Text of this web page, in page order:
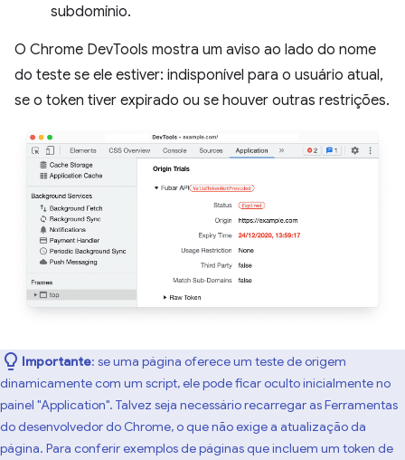
subdomínio.
O Chrome DevTools mostra um aviso ao lado do nome
do teste se ele estiver: indisponível para o usuário atual,
se o token tiver expirado ou se houver outras restrições.
Importante: se uma página oferece um teste de origem
dinamicamente com um script, ele pode ficar oculto inicialmente no
painel "Application". Talvez seja necessário recarregar as Ferramentas
do desenvolvedor do Chrome, o que não exige a atualização da
página. Para conferir exemplos de páginas que incluem um token de